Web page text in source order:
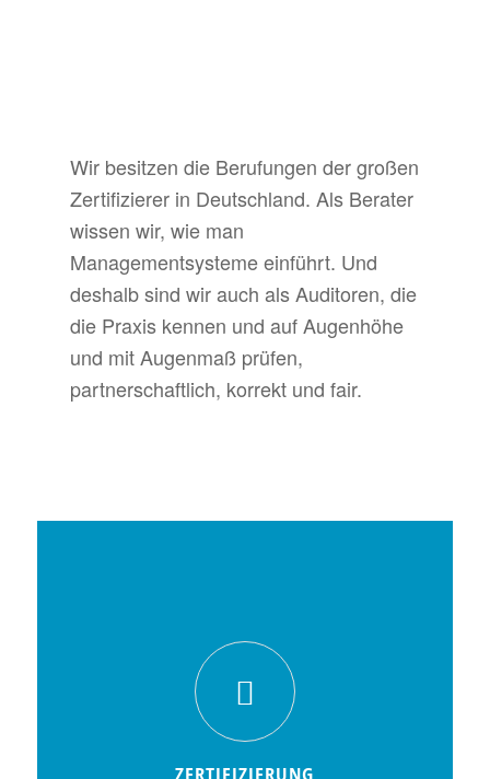
Wir besitzen die Berufungen der großen
Zertifizierer in Deutschland. Als Berater
wissen wir, wie man
Managementsysteme einführt. Und
deshalb sind wir auch als Auditoren, die
die Praxis kennen und auf Augenhöhe
und mit Augenmaß prüfen,
partnerschaftlich, korrekt und fair.
ZERTIFIZIERUNG